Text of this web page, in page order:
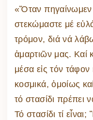
«Ὅταν πηγαίνωμεν
στεκώμαστε μέ
τρόμον, διά νά
ἁμαρτιῶν μας. Καί
μέσα εἰς τόν
κοσμικά, ὁμοίως
τό στασίδι πρέπει
Τό στασίδι τί